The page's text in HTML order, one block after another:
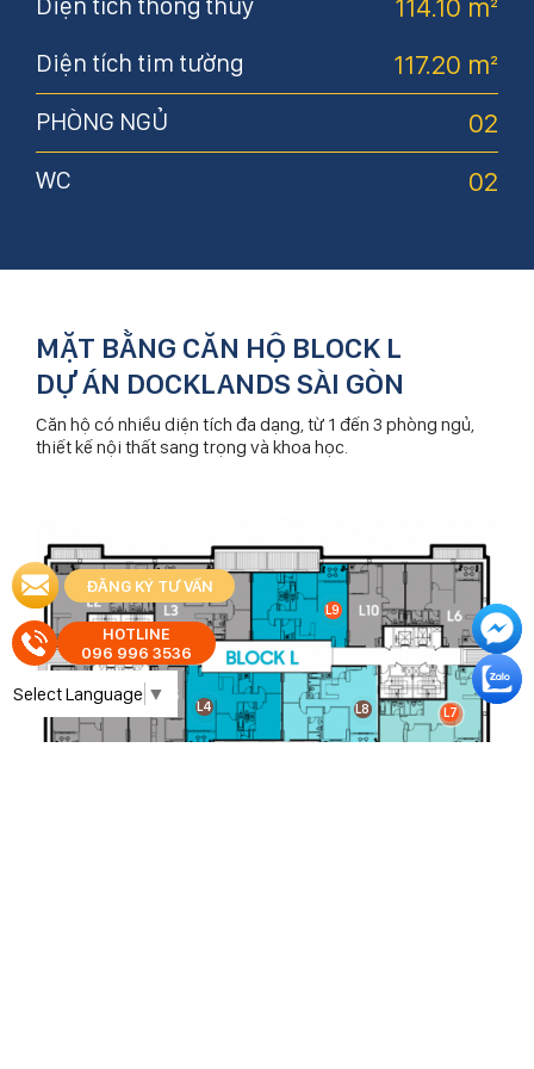
Select Language ▼
ĐĂNG KÝ TƯ VẤN
HOTLINE
096 996 3536
114.10 m²
Diện tích tim tường 117.20 m²
PHÒNG NGỦ 02
WC 02
MẶT BẰNG CĂN HỘ BLOCK L
DỰ ÁN DOCKLANDS SÀI GÒN
Căn hộ có nhiều diện tích đa dạng, từ 1 đến 3 phòng ngủ,
thiết kế nội thất sang trọng và khoa học.
L9
L8 L7
L4